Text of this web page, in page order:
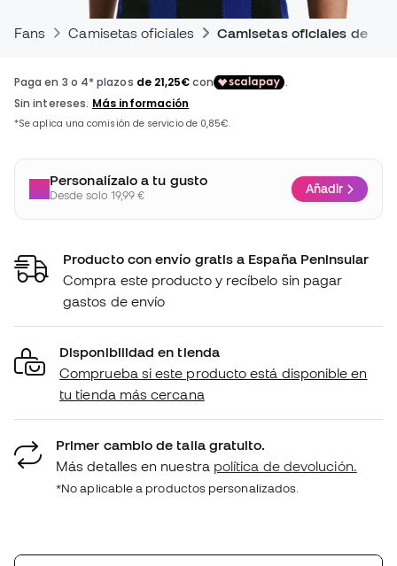
Fans Camisetas oficiales Camisetas oficiales de
Personalízalo a tu gusto
Desde solo 19,99 € Añadir
Producto con envío gratis a España Peninsular
Compra este producto y recíbelo sin pagar
gastos de envío
Disponibilidad en tienda
Comprueba si este producto está disponible en
tu tienda más cercana
Primer cambio de talla gratuito.
Más detalles en nuestra política de devolución.
*No aplicable a productos personalizados.